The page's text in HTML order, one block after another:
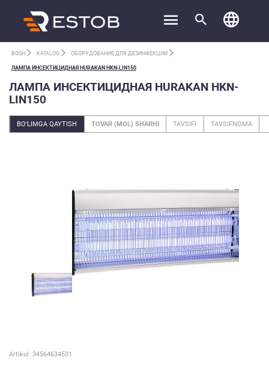
BOSH KATALOG ОБОРУДОВАНИЕ ДЛЯ ДЕЗИНФЕКЦИИ
ЛАМПА ИНСЕКТИЦИДНАЯ HURAKAN HKN-LIN150
ЛАМПА ИНСЕКТИЦИДНАЯ HURAKAN HKN-
LIN150
BO‘LIMGA QAYTISH TOVAR (MOL) SHARHI TAVSIFI TAVSIFNOMA
Artikul: 34564634531